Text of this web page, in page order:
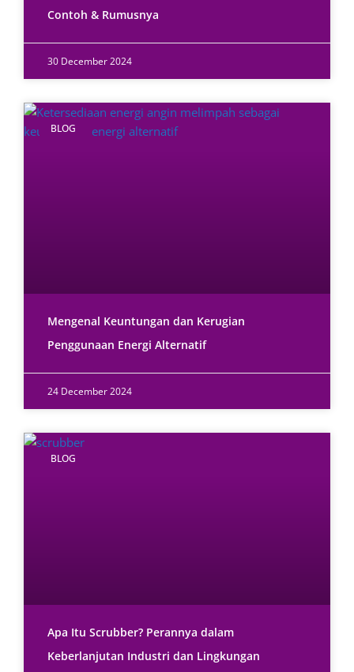
Contoh & Rumusnya
30 December 2024
BLOG
Mengenal Keuntungan dan Kerugian
Penggunaan Energi Alternatif
24 December 2024
BLOG
Apa Itu Scrubber? Perannya dalam
Keberlanjutan Industri dan Lingkungan